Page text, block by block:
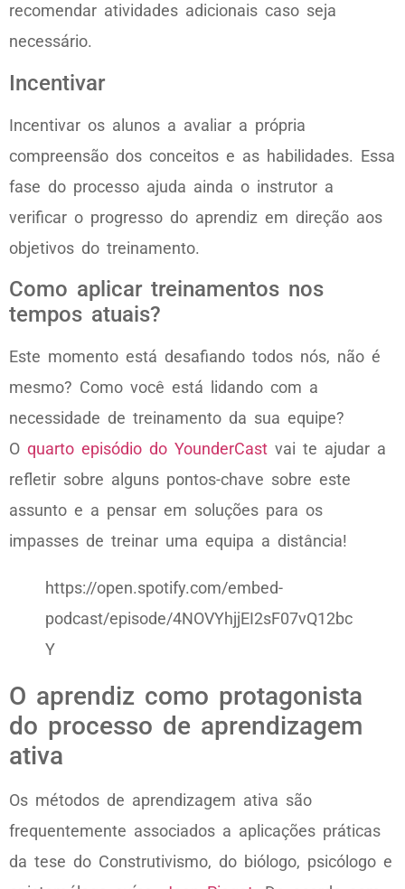
recomendar atividades adicionais caso seja
necessário.
Incentivar
Incentivar os alunos a avaliar a própria
compreensão dos conceitos e as habilidades. Essa
fase do processo ajuda ainda o instrutor a
verificar o progresso do aprendiz em direção aos
objetivos do treinamento.
Como aplicar treinamentos nos
tempos atuais?
Este momento está desafiando todos nós, não é
mesmo? Como você está lidando com a
necessidade de treinamento da sua equipe?
O quarto episódio do YounderCast vai te ajudar a
refletir sobre alguns pontos-chave sobre este
assunto e a pensar em soluções para os
impasses de treinar uma equipa a distância!
https://open.spotify.com/embed-
podcast/episode/4NOVYhjjEI2sF07vQ12bc
Y
O aprendiz como protagonista
do processo de aprendizagem
ativa
Os métodos de aprendizagem ativa são
frequentemente associados a aplicações práticas
da tese do Construtivismo, do biólogo, psicólogo e